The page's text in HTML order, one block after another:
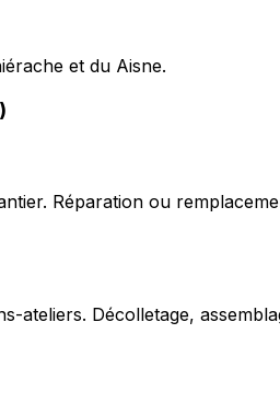
et du Aisne.
Réparation ou
Décolletage,